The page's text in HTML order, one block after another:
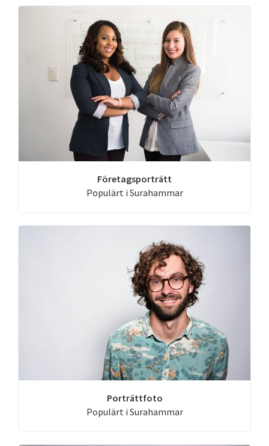
Företagsporträtt
Populärt i Surahammar
Porträttfoto
Populärt i Surahammar